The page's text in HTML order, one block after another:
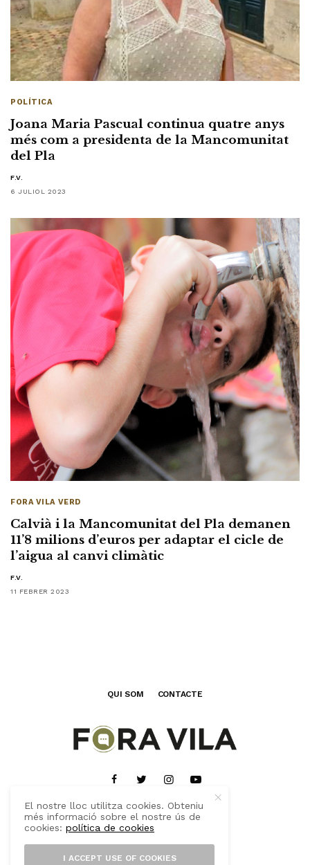
POLÍTICA
Joana Maria Pascual continua quatre anys
més com a presidenta de la Mancomunitat
del Pla
F.V.
6 JULIOL 2023
FORA VILA VERD
Calvià i la Mancomunitat del Pla demanen
11’8 milions d’euros per adaptar el cicle de
l’aigua al canvi climàtic
F.V.
11 FEBRER 2023
QUI SOM CONTACTE
El nostre lloc utilitza cookies. Obteniu
més informació sobre el nostre ús de
cookies:política de cookies
I ACCEPT USE OF COOKIES